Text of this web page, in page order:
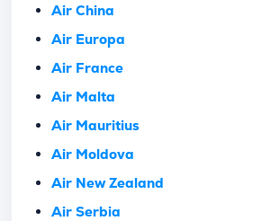
Air China
Air Europa
Air France
Air Malta
Air Mauritius
Air Moldova
Air New Zealand
Air Serbia